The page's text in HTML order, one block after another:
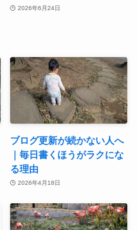
2026年6月24日
ブログ更新が続かない人へ
｜毎日書くほうがラクにな
る理由
2026年4月18日